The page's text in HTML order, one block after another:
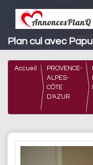
Plan cul avec
Accueil
PROVENCE-
ALPES-
CÔTE
D'AZUR